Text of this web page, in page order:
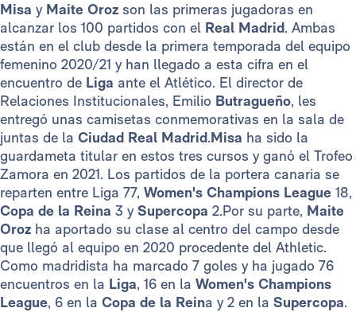
Misa y Maite Oroz son las primeras jugadoras en
alcanzar los 100 partidos con el Real Madrid. Ambas
están en el club desde la primera temporada del equipo
femenino 2020/21 y han llegado a esta cifra en el
encuentro de Liga ante el Atlético. El director de
Relaciones Institucionales, Emilio Butragueño, les
entregó unas camisetas conmemorativas en la sala de
juntas de la Ciudad Real Madrid.Misa ha sido la
guardameta titular en estos tres cursos y ganó el Trofeo
Zamora en 2021. Los partidos de la portera canaria se
reparten entre Liga 77, Women's Champions League 18,
Copa de la Reina 3 ySupercopa 2.Por su parte, Maite
Oroz ha aportado su clase al centro del campo desde
que llegó al equipo en 2020 procedente del Athletic.
Como madridista ha marcado 7 goles y ha jugado 76
encuentros en la Liga, 16 en la Women's Champions
League, 6 en la Copa de la Reina y 2 en la Supercopa.